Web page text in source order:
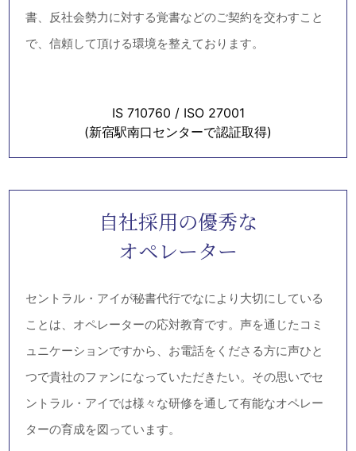
書、反社会勢力に対する覚書などのご契約を交わすこと
で、信頼して頂ける環境を整えております。
(新宿駅南口センターで認証取得)
自社採用の優秀な
オペレーター
セントラル・アイが秘書代行でなにより大切にしている
ことは、オペレーターの応対教育です。声を通じたコミ